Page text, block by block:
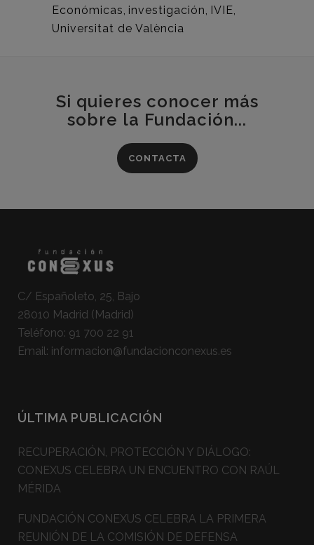
Económicas, investigación, IVIE,
Universitat de València
Si quieres conocer más
sobre la Fundación...
CONTACTA
C/ Españoleto, 25, Bajo
28010 Madrid (Madrid)
Teléfono: 91 700 22 91
Email: informacion@fundacionconexus.es
ÚLTIMA PUBLICACIÓN
RECUPERACIÓN, PROTECCIÓN Y DIÁLOGO:
CONEXUS CELEBRA UN ENCUENTRO CON RAÚL
MÉRIDA
FUNDACIÓN CONEXUS CELEBRA LA PRIMERA
REUNIÓN DE LA COMISIÓN DE DEFENSA